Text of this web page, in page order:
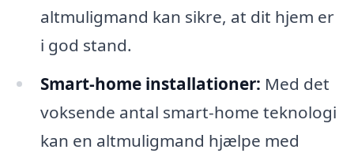
altmuligmand kan sikre, at dit hjem er
i god stand.
Smart-home installationer: Med det
voksende antal smart-home teknologi
kan en altmuligmand hjælpe med